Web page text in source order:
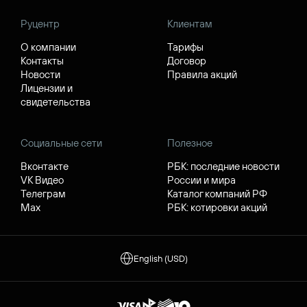
Руцентр
О компании
Контакты
Новости
Лицензии и
свидетельства
Клиентам
Тарифы
Договор
Правила акций
Социальные сети
Вконтакте
VK Видео
Телеграм
Max
Полезное
РБК: последние новости
России и мира
Каталог компаний РФ
РБК: котировки акций
English (USD)